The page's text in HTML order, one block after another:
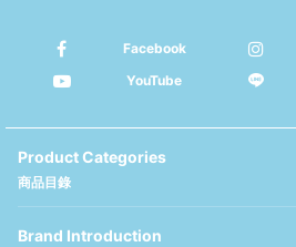
Facebook
YouTube
Product Categories
商品目錄
Brand Introduction